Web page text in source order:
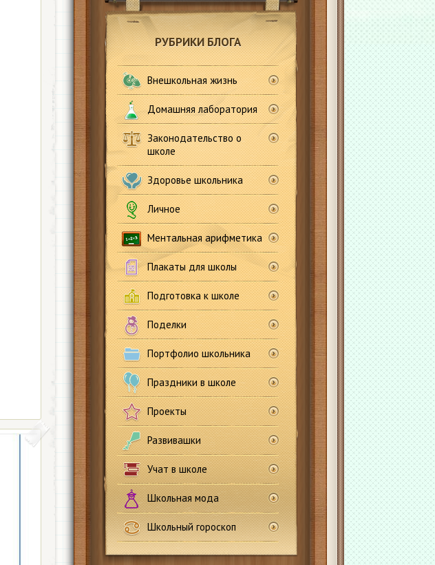
РУБРИКИ БЛОГА
Внешкольная жизнь
Домашняя лаборатория
Законодательство о
школе
Здоровье школьника
Личное
Ментальная арифметика
Плакаты для школы
Подготовка к школе
Поделки
Портфолио школьника
Праздники в школе
Проекты
Развивашки
Учат в школе
Школьная мода
Школьный гороскоп